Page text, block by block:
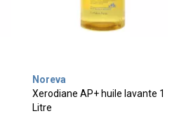
Noreva
Xerodiane AP+ huile lavante 1
Litre